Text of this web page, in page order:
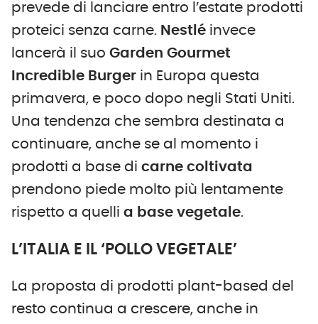
prevede di lanciare entro l’estate prodotti
proteici senza carne. Nestlé invece
lancerà il suo Garden Gourmet
Incredible Burger in Europa questa
primavera, e poco dopo negli Stati Uniti.
Una tendenza che sembra destinata a
continuare, anche se al momento i
prodotti a base di carne coltivata
prendono piede molto più lentamente
rispetto a quelli a base vegetale.
L’ITALIA E IL ‘POLLO VEGETALE’
La proposta di prodotti plant-based del
resto continua a crescere, anche in